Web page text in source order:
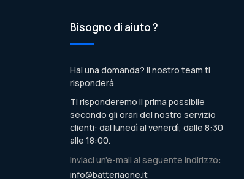
Bisogno di aiuto ?
Hai una domanda? Il nostro team ti
risponderà
Ti risponderemo il prima possibile
secondo gli orari del nostro servizio
clienti: dal lunedì al venerdì, dalle 8:30
alle 18:00.
Inviaci un'e-mail al seguente indirizzo:
info@batteriaone.it